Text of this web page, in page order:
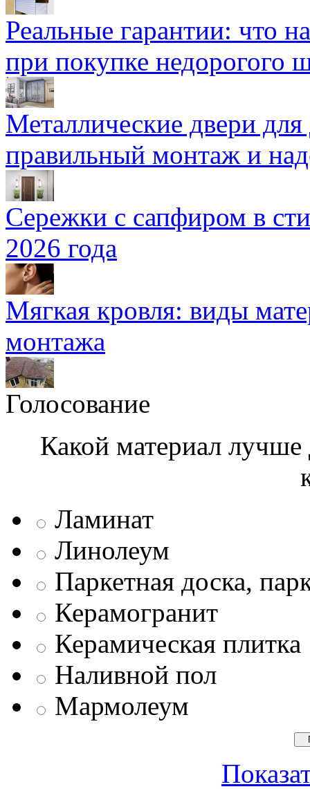
Реальные гарантии: что
при покупке недорогого
Металлические двери
правильный монтаж и
Сережки с сапфиром в
2026 года
Мягкая кровля: виды
монтажа
Голосование
Какой материал
Ламинат
Линолеум
Паркетная доска,
Керамогранит
Керамическая плитка
Наливной пол
Мармолеум